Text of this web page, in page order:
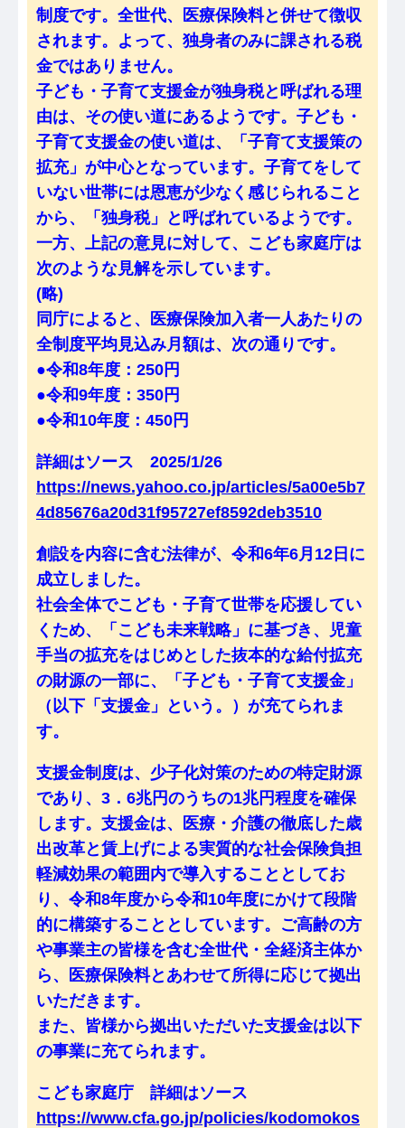
制度です。全世代、医療保険料と併せて徴収
されます。よって、独身者のみに課される税
金ではありません。
子ども・子育て支援金が独身税と呼ばれる理
由は、その使い道にあるようです。子ども・
子育て支援金の使い道は、「子育て支援策の
拡充」が中心となっています。子育てをして
いない世帯には恩恵が少なく感じられること
から、「独身税」と呼ばれているようです。
一方、上記の意見に対して、こども家庭庁は
次のような見解を示しています。
(略)
同庁によると、医療保険加入者一人あたりの
全制度平均見込み月額は、次の通りです。
●令和8年度：250円
●令和9年度：350円
●令和10年度：450円
詳細はソース 2025/1/26
https://news.yahoo.co.jp/articles/5a00e5b7
4d85676a20d31f95727ef8592deb3510
創設を内容に含む法律が、令和6年6月12日に
成立しました。
社会全体でこども・子育て世帯を応援してい
くため、「こども未来戦略」に基づき、児童
手当の拡充をはじめとした抜本的な給付拡充
の財源の一部に、「子ども・子育て支援金」
（以下「支援金」という。）が充てられま
す。
支援金制度は、少子化対策のための特定財源
であり、3．6兆円のうちの1兆円程度を確保
します。支援金は、医療・介護の徹底した歳
出改革と賃上げによる実質的な社会保険負担
軽減効果の範囲内で導入することとしてお
り、令和8年度から令和10年度にかけて段階
的に構築することとしています。ご高齢の方
や事業主の皆様を含む全世代・全経済主体か
ら、医療保険料とあわせて所得に応じて拠出
いただきます。
また、皆様から拠出いただいた支援金は以下
の事業に充てられます。
こども家庭庁 詳細はソース
https://www.cfa.go.jp/policies/kodomokos